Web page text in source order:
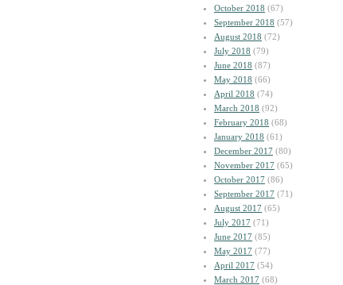
October 2018 (67)
September 2018 (57)
August 2018 (72)
July 2018 (79)
June 2018 (87)
May 2018 (66)
April 2018 (74)
March 2018 (92)
February 2018 (68)
January 2018 (61)
December 2017 (80)
November 2017 (65)
October 2017 (86)
September 2017 (71)
August 2017 (65)
July 2017 (71)
June 2017 (85)
May 2017 (77)
April 2017 (54)
March 2017 (68)